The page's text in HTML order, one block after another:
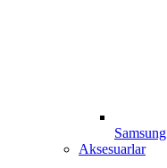
Samsung
Aksesuarlar